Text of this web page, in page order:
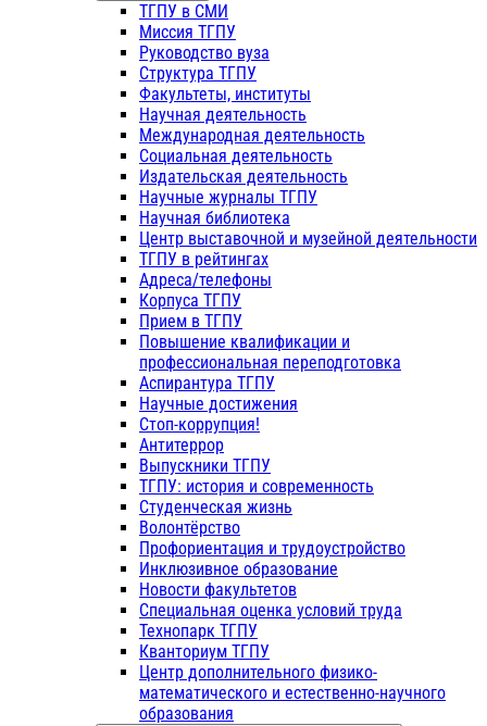
ТГПУ в СМИ
Миссия ТГПУ
Руководство вуза
Структура ТГПУ
Факультеты, институты
Научная деятельность
Международная деятельность
Социальная деятельность
Издательская деятельность
Научные журналы ТГПУ
Научная библиотека
Центр выставочной и музейной деятельности
ТГПУ в рейтингах
Адреса/телефоны
Корпуса ТГПУ
Прием в ТГПУ
Повышение квалификации и
профессиональная переподготовка
Аспирантура ТГПУ
Научные достижения
Стоп-коррупция!
Антитеррор
Выпускники ТГПУ
ТГПУ: история и современность
Студенческая жизнь
Волонтёрство
Профориентация и трудоустройство
Инклюзивное образование
Новости факультетов
Специальная оценка условий труда
Технопарк ТГПУ
Кванториум ТГПУ
Центр дополнительного физико-
математического и естественно-научного
образования